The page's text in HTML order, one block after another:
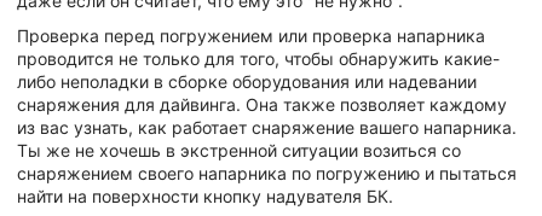
Проверка перед погружением или проверка напарника
проводится не только для того, чтобы обнаружить какие-
либо неполадки в сборке оборудования или надевании
снаряжения для дайвинга. Она также позволяет каждому
из вас узнать, как работает снаряжение вашего напарника.
Ты же не хочешь в экстренной ситуации возиться со
снаряжением своего напарника по погружению и пытаться
найти на поверхности кнопку надувателя БК.